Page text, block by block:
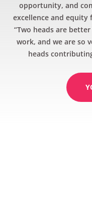
opportunity, and
excellence and equity
“Two heads are
work, and we are so
heads